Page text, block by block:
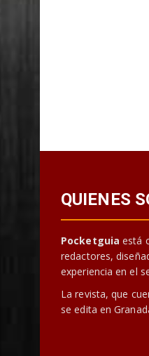
QUIENES
Pocketguia está
redactores,
experiencia en el
La revista, que
se edita en